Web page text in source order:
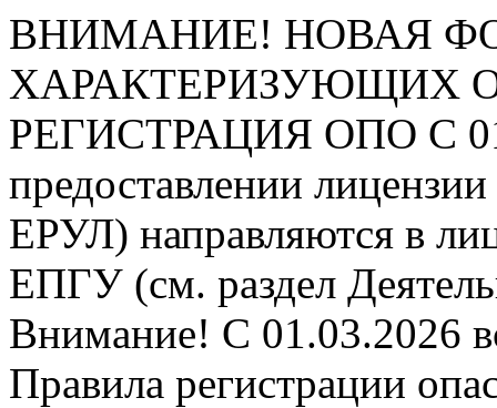
ВНИМАНИЕ! НОВАЯ
ХАРАКТЕРИЗУЮЩИХ
РЕГИСТРАЦИЯ ОПО С
предоставлении
ЕРУЛ) направляются в
ЕПГУ (см. раздел
Внимание! С 01.03.2026
Правила регистрации